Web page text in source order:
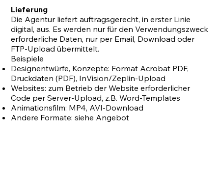
Lieferung
Die Agentur liefert auftragsgerecht, in erster Linie
digital, aus. Es werden nur für den Verwendungszweck
erforderliche Daten, nur per Email, Download oder
FTP-Upload übermittelt.
Beispiele
Designentwürfe, Konzepte: Format Acrobat PDF,
Druckdaten (PDF), InVision/Zeplin-Upload
Websites: zum Betrieb der Website erforderlicher
Code per Server-Upload, z.B. Word-Templates
Animationsfilm: MP4, AVI-Download
Andere Formate: siehe Angebot